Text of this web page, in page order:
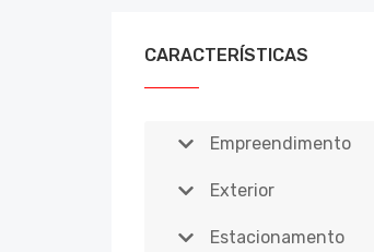
CARACTERÍSTICAS
Empreendimento
Exterior
Estacionamento